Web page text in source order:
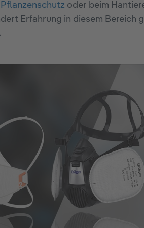
Pflanzenschutz oder beim
Erfahrung in diesem Bereich